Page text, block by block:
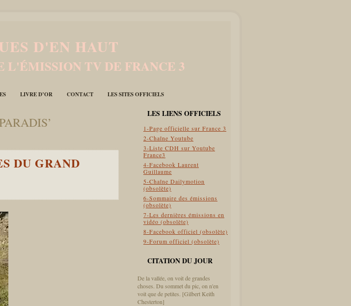
D'EN HAUT
L'ÉMISSION TV DE FRANCE 3
LIVRE D’OR CONTACT LES SITES OFFICIELS
DU GRAND
LES LIENS OFFICIELS
1-Page officielle sur France 3
2-Chaîne Youtube
3-Liste CDH sur Youtube
France3
4-Facebook Laurent
Guillaume
5-Chaîne Dailymotion
(obsolète)
6-Sommaire des émissions
(obsolète)
7-Les dernières émissions en
vidéo (obsolète)
8-Facebook officiel (obsolète)
9-Forum officiel (obsolète)
CITATION DU JOUR
De la vallée, on voit de grandes
choses. Du sommet du pic, on n'en
voit que de petites. [Gilbert Keith
Chesterton]